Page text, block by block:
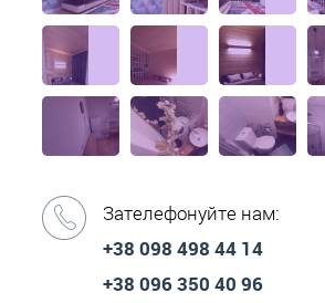
Зателефонуйте нам:
+38 098 498 44 14
+38 096 350 40 96